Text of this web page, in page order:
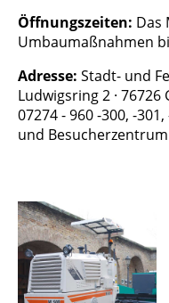
Öffnungszeiten: Das
Umbaumaßnahmen
Adresse: Stadt- und
Ludwigsring 2 · 76726
07274 - 960 -300, -
und